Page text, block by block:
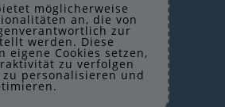
möglicherweise
an, die von
zur
werden. Diese
eigene Cookies setzen,
zu verfolgen
personalisieren und